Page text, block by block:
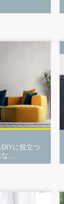
に役立つ
...